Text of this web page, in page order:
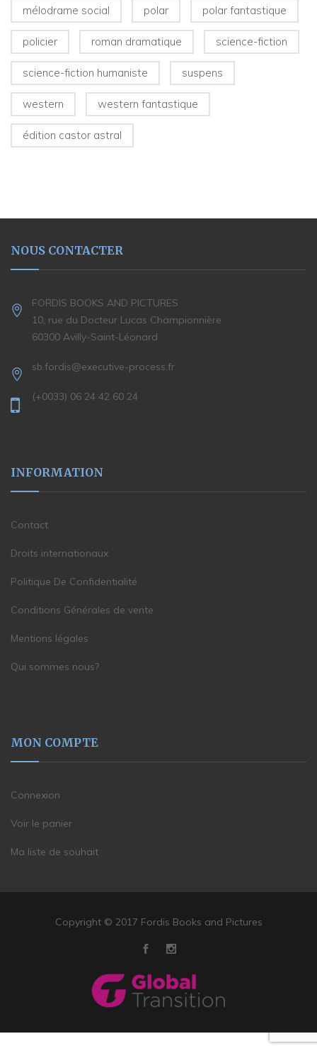
mélodrame social polar polar fantastique
policier roman dramatique science-fiction
science-fiction humaniste suspens
western western fantastique
édition castor astral
NOUS CONTACTER
FORDIS BOOKS AND PICTURES
10, rue du Docteur Lucas Championnière
60300 Avilly-Saint-Léonard
sb.fordis@executive-process.fr
(+0033) 06 24 42 60 24
INFORMATION
Contact
Droits internationaux
Politique De Confidentialité
Conditions Générales de vente
Mentions légales
Qui sommes nous?
MON COMPTE
Connexion
Voir le panier
Ma liste de souhait
Copyright © 2017 Fordis Books and Pictures